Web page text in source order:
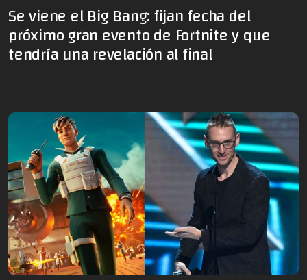
Se viene el Big Bang: fijan fecha del
próximo gran evento de Fortnite y que
tendría una revelación al final